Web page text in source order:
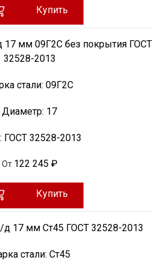
Купить
17 мм 09Г2С без покрытия ГОСТ
32528-2013
стали: 09Г2С
Диаметр: 17
ГОСТ 32528-2013
От 122 245 ₽
Купить
д 17 мм Ст45 ГОСТ 32528-2013
стали: Ст45